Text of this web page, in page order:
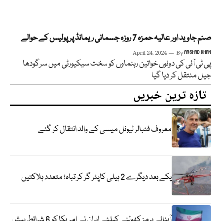
صنم جاوید اور عالیہ حمزہ 7 روزہ جسمانی ریمانڈ پر پولیس کے حوالے
April 24, 2024 ByARSHAD KHAN
پی ٹی آئی کی دونوں خواتین رہنماوں کو سخت سیکیورٹی میں سرگودھا
جیل منتقل کر دیا گیا
تازہ ترین خبریں
معروف فٹبالر لیونل میسی کے والد انتقال کر گئے
یکے بعد دیگرے 2 ہیلی کاپٹر گر کر تباہ؛ متعدد ہلاکتیں